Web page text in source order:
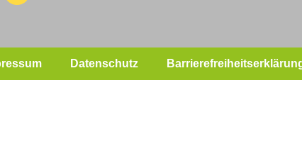
Datenschutz